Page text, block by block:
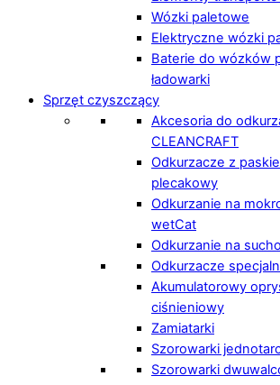
Wózki paletowe
Elektryczne wózki
Baterie do wózków
ładowarki
Sprzęt czyszczący
Akcesoria do
CLEANCRAFT
Odkurzacze z
plecakowy
Odkurzanie na
wetCat
Odkurzanie na
Odkurzacze
Akumulatorowy
ciśnieniowy
Zamiatarki
Szorowarki
Szorowarki